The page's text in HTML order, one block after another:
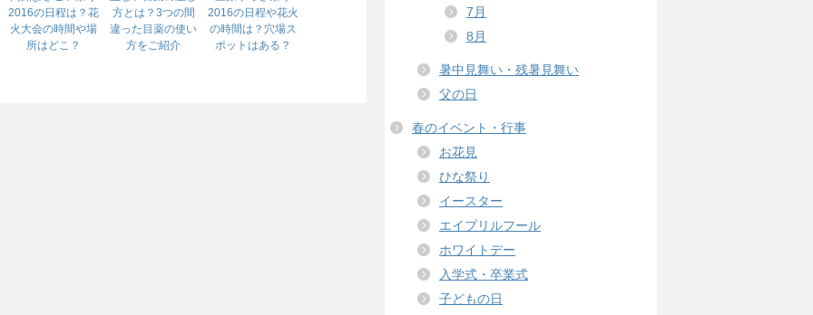
2016の日程は？花
火大会の時間や場
所はどこ？
方とは？3つの間
違った目薬の使い
方をご紹介
2016の日程や花火
の時間は？穴場ス
ポットはある？
7月
8月
暑中見舞い・残暑見舞い
父の日
春のイベント・行事
お花見
ひな祭り
イースター
エイプリルフール
ホワイトデー
入学式・卒業式
子どもの日